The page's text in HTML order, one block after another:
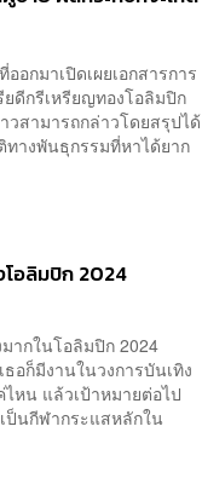
อกมาเปิดเผยเอกสารการ
ดีกรีเหรียญทองโอลิมปิก
สามารถกล่าวโดยสรุปได้
ทางพันธุกรรมที่หาได้ยาก
โอลิมปิก 2024
ากในโอลิมปิก 2024
อก็มีงานในวงการบันเทิง
หน แล้วเป้าหมายต่อไป
นกีฬากระแสหลักใน